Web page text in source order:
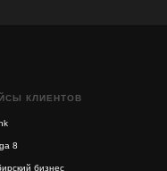
КЛИЕНТОВ
8
бизнес